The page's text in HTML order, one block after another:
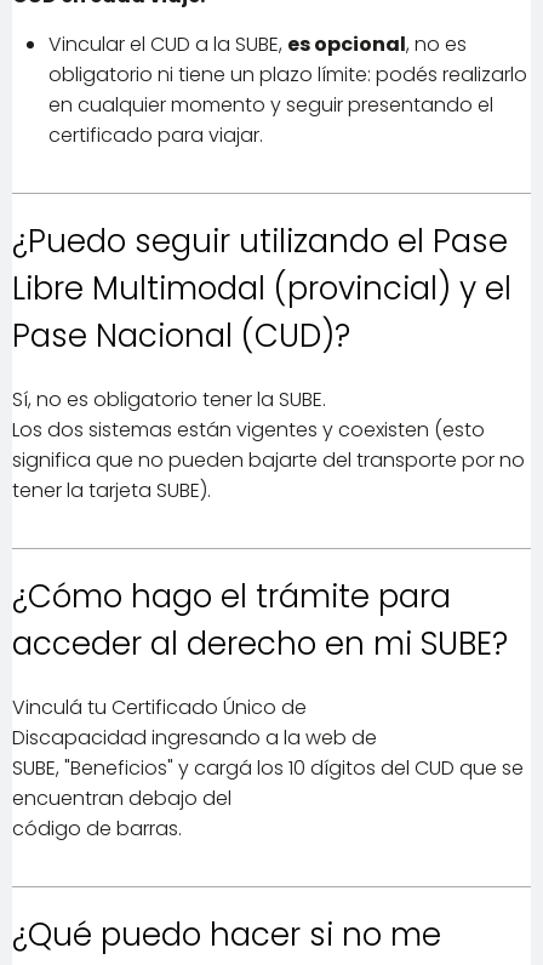
Vincular el CUD a la SUBE, es opcional, no es
obligatorio ni tiene un plazo límite: podés realizarlo
en cualquier momento y seguir presentando el
certificado para viajar.
¿Puedo seguir utilizando el Pase
Libre Multimodal (provincial) y el
Pase Nacional (CUD)?
Sí, no es obligatorio tener la SUBE.
Los dos sistemas están vigentes y coexisten (esto
significa que no pueden bajarte del transporte por no
tener la tarjeta SUBE).
¿Cómo hago el trámite para
acceder al derecho en mi SUBE?
Vinculá tu Certificado Único de
Discapacidad ingresando a la web de
SUBE, "Beneficios" y cargá los 10 dígitos del CUD que se
encuentran debajo del
código de barras.
¿Qué puedo hacer si no me